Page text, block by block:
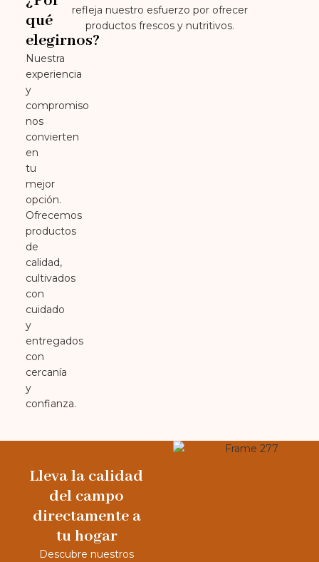
qué
elegirnos?
Nuestra
experiencia
y
compromiso
nos
convierten
en
tu
mejor
opción.
Ofrecemos
productos
de
calidad,
cultivados
con
cuidado
y
entregados
con
cercanía
y
confianza.
refleja nuestro esfuerzo por ofrecer
productos frescos y nutritivos.
Lleva la calidad
del campo
directamente a
tu hogar
Descubre nuestros